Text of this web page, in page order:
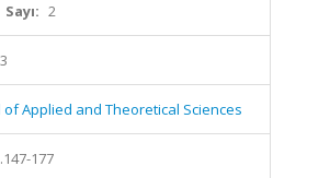
Sayı: 2
of Applied and Theoretical Sciences
177